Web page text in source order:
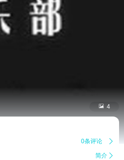
 4
0条评论 
简介 